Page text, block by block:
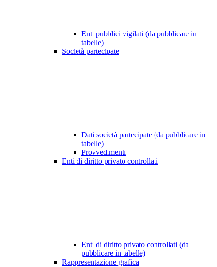
Enti pubblici vigilati (da pubblicare in
tabelle)
Società partecipate
Dati società partecipate (da pubblicare in
tabelle)
Provvedimenti
Enti di diritto privato controllati
Enti di diritto privato controllati (da
pubblicare in tabelle)
Rappresentazione grafica